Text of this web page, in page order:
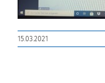
15.03.2021